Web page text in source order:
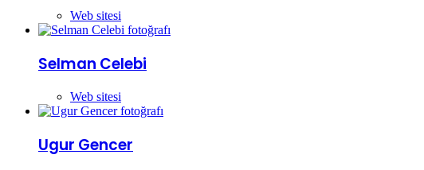
Web sitesi
Selman Celebi
Web sitesi
Ugur Gencer